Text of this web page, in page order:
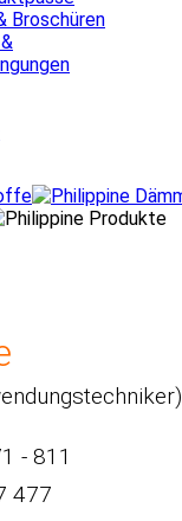
Broschüren
- 811
477